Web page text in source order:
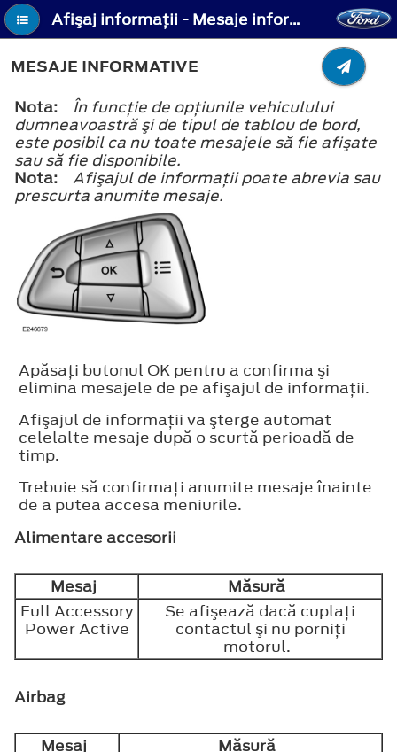
Afişaj informaţii - Mesaje informative
MESAJE INFORMATIVE
Nota:
În funcţie de opţiunile vehiculului
dumneavoastră şi de tipul de tablou de bord,
este posibil ca nu toate mesajele să fie afişate
sau să fie disponibile.
Nota:
Afişajul de informaţii poate abrevia sau
prescurta anumite mesaje.
Apăsaţi butonul OK pentru a confirma şi
elimina mesajele de pe afişajul de informaţii.
Afişajul de informaţii va şterge automat
celelalte mesaje după o scurtă perioadă de
timp.
Trebuie să confirmaţi anumite mesaje înainte
de a putea accesa meniurile.
Alimentare accesorii
Mesaj
Măsură
Full Accessory
Power Active
Se afişează dacă cuplaţi
contactul şi nu porniţi
motorul.
Airbag
Mesaj
Măsură